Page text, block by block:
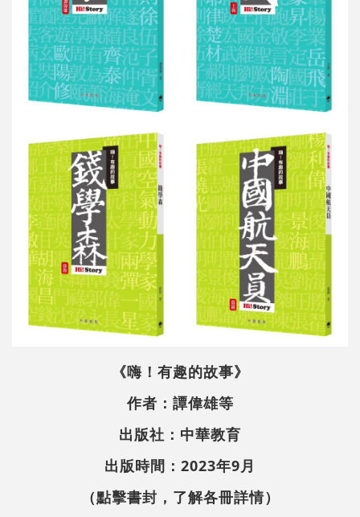
《嗨！有趣的故事》
作者：譚偉雄等
出版社：中華教育
出版時間：2023年9月
（點擊書封，了解各冊詳情）